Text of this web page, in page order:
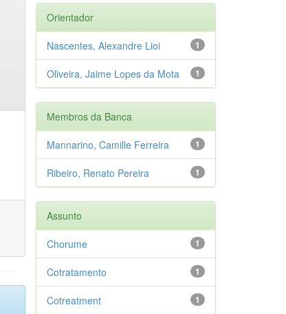
Orientador
1
Nascentes, Alexandre Lioi
1
Oliveira, Jaime Lopes da Mota
Membros da Banca
1
Mannarino, Camille Ferreira
1
Ribeiro, Renato Pereira
Assunto
1
Chorume
1
Cotratamento
1
Cotreatment